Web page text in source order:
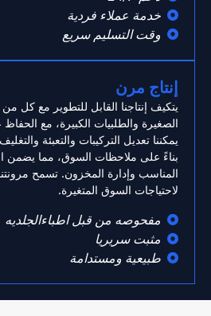
خدمة عملاء فردية
وقت التسليم سريع
إنتاج مرن
يتكيف إنتاجنا القابل للتطوير مع كل من
الصغيرة والطلبيات الكبيرة، مع الحفاظ
يمكننا تعديل التركيبات والتعبئة
بناءً على ملاحظات السوق، مما يضمن
المناسب وإدارة المخزون. تسمح مرونتنا
لاحتياجات السوق المتغيرة.
مفحوصه من قبل اطباءالجلديه
مثبت سريريا
طبيعية ومستدامة